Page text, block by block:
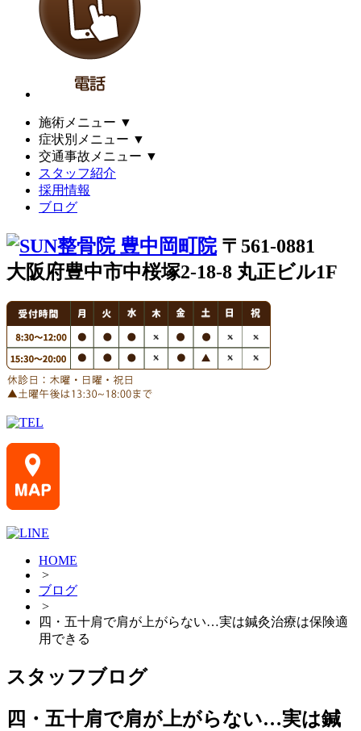
施術メニュー ▼
症状別メニュー ▼
交通事故メニュー ▼
スタッフ紹介
採用情報
ブログ
〒561-0881
大阪府豊中市中桜塚2-18-8 丸正ビル1F
HOME
>
ブログ
>
四・五十肩で肩が上がらない…実は鍼灸治療は保険適
用できる
スタッフブログ
四・五十肩で肩が上がらない…実は鍼